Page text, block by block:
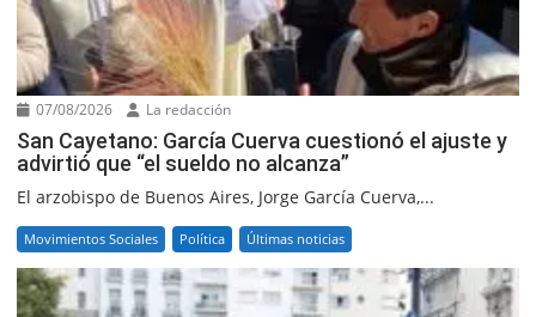
07/08/2026 La redacción
San Cayetano: García Cuerva cuestionó el ajuste y
advirtió que “el sueldo no alcanza”
El arzobispo de Buenos Aires, Jorge García Cuerva,...
Movimientos Sociales Política Últimas noticias